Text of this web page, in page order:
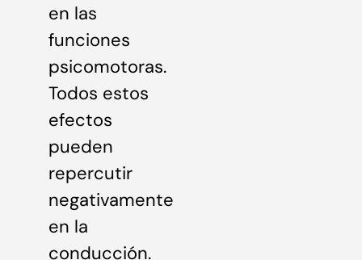
en las
funciones
psicomotoras.
Todos estos
efectos
pueden
repercutir
negativamente
en la
conducción.